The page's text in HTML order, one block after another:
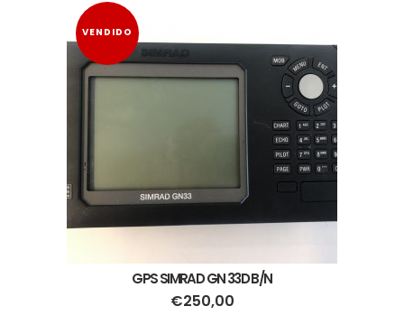
VENDIDO
GPS SIMRAD GN 33D B/N
€250,00